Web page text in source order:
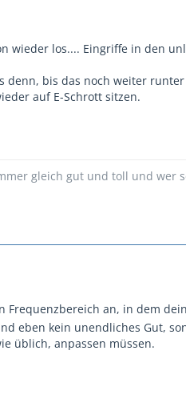
wieder los.... Eingriffe in den
denn, bis das noch weiter
auf E-Schrott sitzen.
gleich gut und toll und wer
Frequenzbereich an, in dem
eben kein unendliches Gut,
üblich, anpassen müssen.